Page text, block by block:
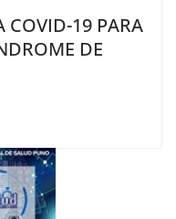
COVID-19 PARA
DE